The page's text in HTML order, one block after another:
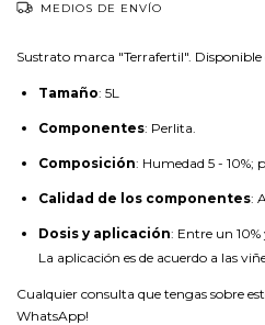
MEDIOS DE ENVÍO
Sustrato marca "Terrafertil".
Tamaño: 5L
Componentes: Perlita.
Composición: Humedad 5 -
Calidad de los componentes:
Dosis y aplicación: Entre un
La aplicación es de acuerdo a las
Cualquier consulta que tengas sobre
WhatsApp!